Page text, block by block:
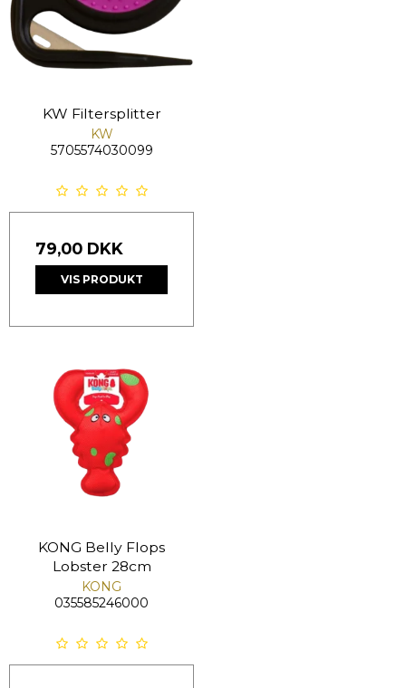
KW Filtersplitter
KW
5705574030099
79,00 DKK
VIS PRODUKT
KONG Belly Flops
Lobster 28cm
KONG
035585246000